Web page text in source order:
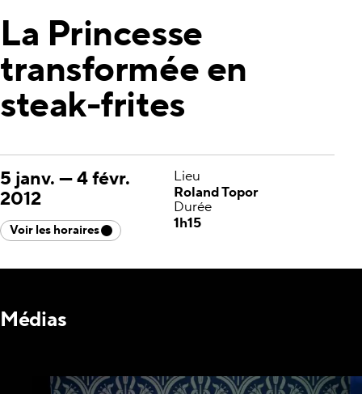
La Princesse
transformée en
steak-frites
5 janv. —4 févr.
2012
Voir les horaires
Lieu
Roland Topor
Durée
1h15
Médias